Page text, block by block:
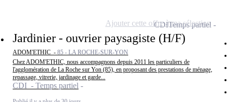
Jardinier - ouvrier paysagiste (H/F)
ADOM'ETHIC - 85 - LA ROCHE-SUR-YON
Chez ADOM'ETHIC, nous accompagnons depuis 2011 les particuliers de
l'agglomération de La Roche sur Yon (85), en proposant des prestations de ménage,
repassage, vitrerie, jardinage et garde...
CDI - Temps partiel
CDITemps partiel
Ajouter cette offre à ma sélection